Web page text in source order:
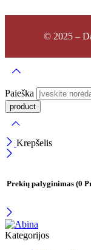
© 2025 –
Paieška
Krepšelis
Prekių palyginimas (0
Kategorijos